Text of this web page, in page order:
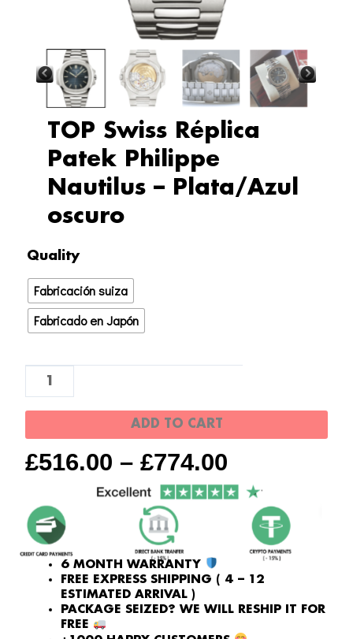
TOP Swiss Réplica
Patek Philippe
Nautilus – Plata/Azul
oscuro
£516.00 – £774.00
Quality
Fabricación suiza
Fabricado en Japón
TOP
Swiss
Réplica
Patek
Nautilus
Plata/Azul
quantity
ADD TO CART
6 MONTH WARRANTY
FREE EXPRESS SHIPPING ( 4 – 12
ESTIMATED ARRIVAL )
PACKAGE SEIZED? WE WILL RESHIP IT FOR
FREE